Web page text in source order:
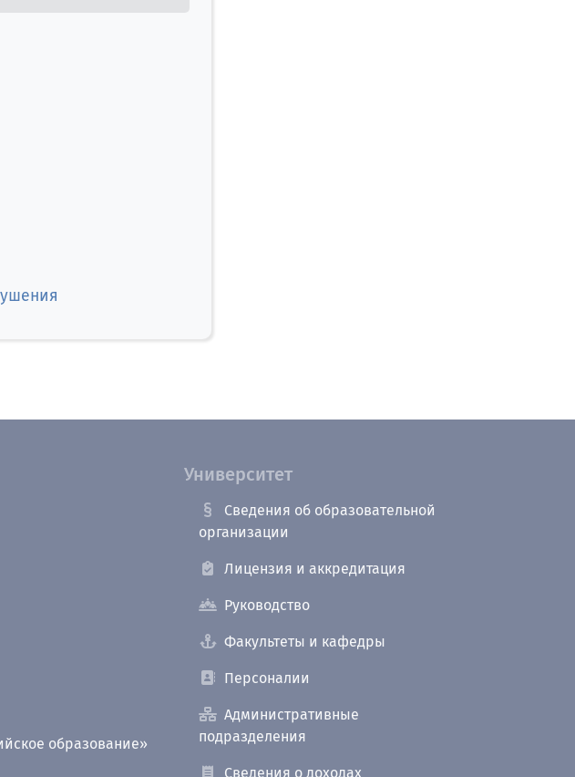
образование»
Университет
Сведения об образовательной
организации
Лицензия и аккредитация
Руководство
Факультеты и кафедры
Персоналии
Административные
подразделения
Сведения о доходах